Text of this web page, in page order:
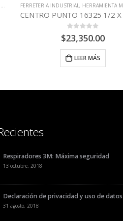
STANLEYFERRETERIA INDUSTRIAL , HERRAMIENTA
0 out of 5
$23,350.00
LEER MÁS
Respiradores 3M: Máxima seguridad
13 octubre, 2018
Declaración de privacidad y uso de datos
31 agosto, 2018